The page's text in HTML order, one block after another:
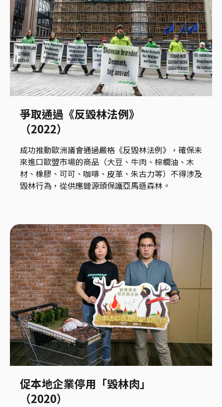
爭取通過《反毀林法例》
（2022）
成功推動歐洲議會通過嚴格《反毀林法例》，確保未
來進口歐盟市場的商品（大豆、牛肉、棕櫚油、木
材、橡膠、可可、咖啡、皮革、朱古力等）不得涉及
毀林行為，從供應鏈源頭保護亞馬遜森林。
促本地企業停用「毀林肉」
（2020）